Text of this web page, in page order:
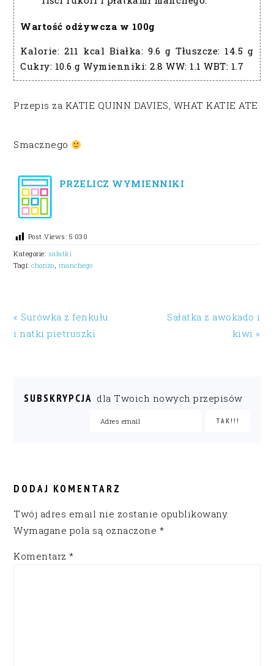
Wartość odżywcza w 100g
Kalorie:211 kcal Białka:9.6 g Tłuszcze: 14.5 g
Cukry: 10.6 g Wymienniki:2.8 WW: 1.1 WBT: 1.7
Przepis za KATIE QUINN DAVIES, WHAT KATIE ATE
Smacznego
PRZELICZ WYMIENNIKI
Post Views: 5 030
Kategorie: sałatki
Tagi:chorizo manchego
« Surówka z fenkułu
i natki pietruszki
Sałatka z awokado i
kiwi »
SUBSKRYPCJA dla Twoich nowych przepisów
INTERACTIONS
DODAJ KOMENTARZ
Twój adres email nie zostanie opublikowany.
Wymagane pola są oznaczone *
Komentarz*